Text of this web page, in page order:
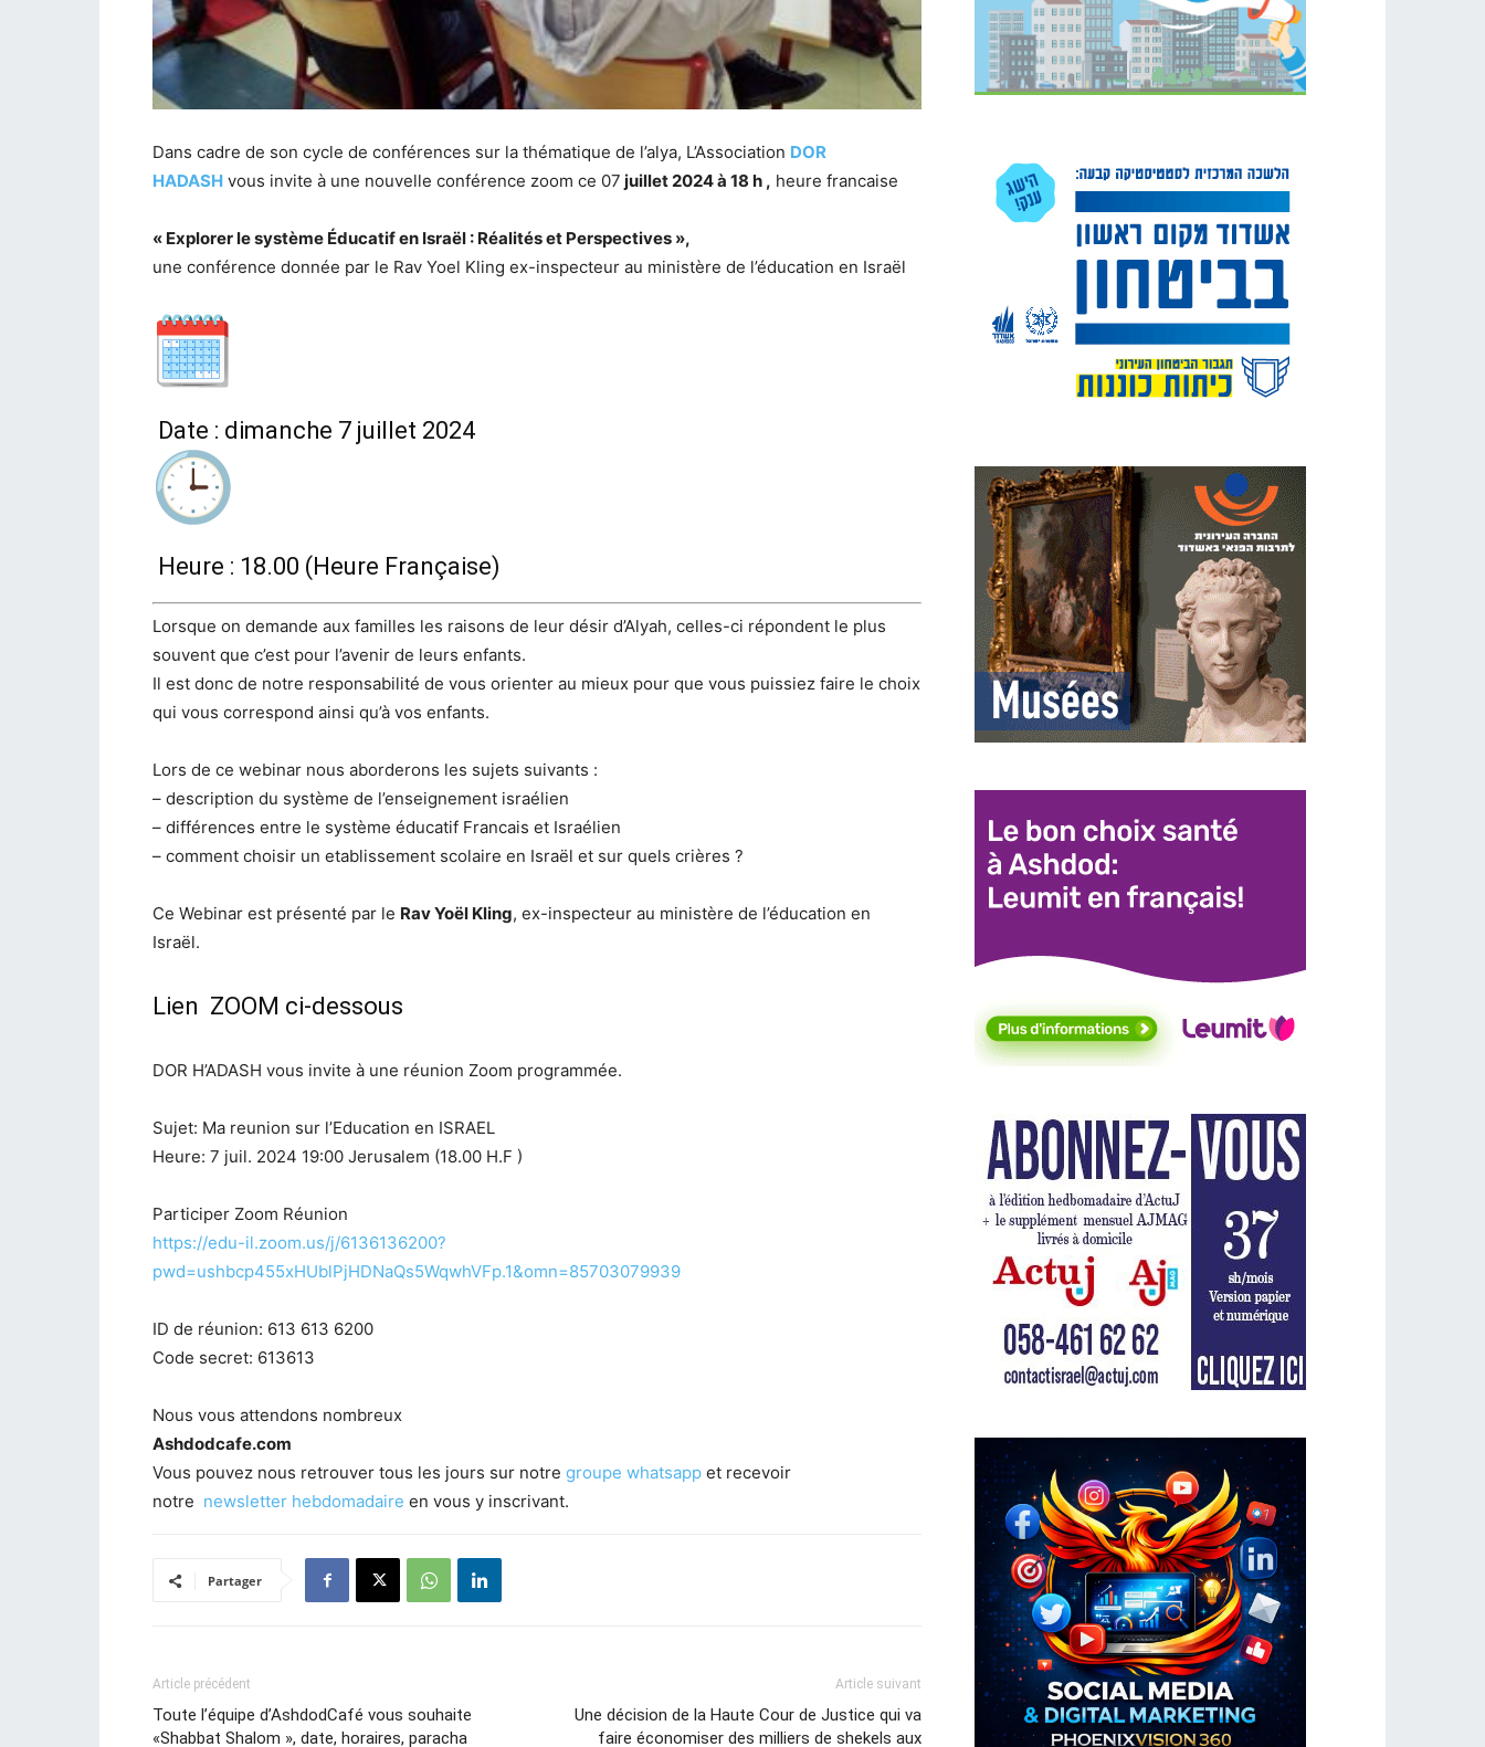
Dans cadre de son cycle de conférences sur la thématique de l’alya, L’Association DOR
HADASH vous invite à une nouvelle conférence zoom ce 07 juillet 2024 à 18 h , heure francaise
« Explorer le système Éducatif en Israël : Réalités et Perspectives »,
une conférence donnée par le Rav Yoel Kling ex-inspecteur au ministère de l’éducation en Israël
Date : dimanche 7 juillet 2024
Heure : 18.00 (Heure Française)
Lorsque on demande aux familles les raisons de leur désir d’Alyah, celles-ci répondent le plus
souvent que c’est pour l’avenir de leurs enfants.
Il est donc de notre responsabilité de vous orienter au mieux pour que vous puissiez faire le choix
qui vous correspond ainsi qu’à vos enfants.
Lors de ce webinar nous aborderons les sujets suivants :
– description du système de l’enseignement israélien
– différences entre le système éducatif Francais et Israélien
– comment choisir un etablissement scolaire en Israël et sur quels crières ?
Ce Webinar est présenté par le Rav Yoël Kling, ex-inspecteur au ministère de l’éducation en
Israël.
Lien ZOOM ci-dessous
DOR H’ADASH vous invite à une réunion Zoom programmée.
Sujet: Ma reunion sur l’Education en ISRAEL
Heure: 7 juil. 2024 19:00 Jerusalem (18.00 H.F )
Participer Zoom Réunion
https://edu-il.zoom.us/j/6136136200?
pwd=ushbcp455xHUblPjHDNaQs5WqwhVFp.1&omn=85703079939
ID de réunion: 613 613 6200
Code secret: 613613
Nous vous attendons nombreux
Ashdodcafe.com
Vous pouvez nous retrouver tous les jours sur notre groupe whatsapp et recevoir
notre newsletter hebdomadaire en vous y inscrivant.
Partager
Article précédent
Toute l’équipe d’AshdodCafé vous souhaite
«Shabbat Shalom », date, horaires, paracha
Article suivant
Une décision de la Haute Cour de Justice qui va
faire économiser des milliers de shekels aux